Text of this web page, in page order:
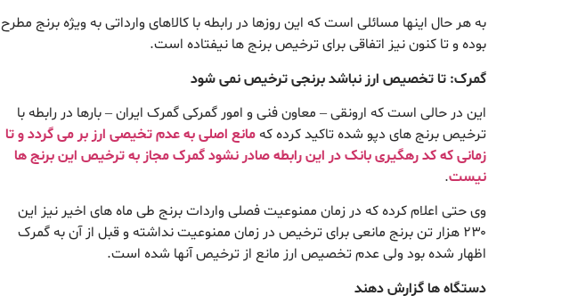
به هر حال اینها مسائلی است که این روزها در رابطه با کالاهای وارداتی به ویژه برنج مطرح
بوده و تا کنون نیز اتفاقی برای ترخیص برنج ها نیفتاده است.
گمرک: تا تخصیص ارز نباشد برنجی ترخیص نمی شود
این در حالی است که ارونقی – معاون فنی و امور گمرکی گمرک ایران – بارها در رابطه با
ترخیص برنج های دپو شده تاکید کرده کهمانع اصلی به عدم تخیصی ارز بر می گردد و تا
زمانی که کد رهگیری بانک در این رابطه صادر نشود گمرک مجاز به ترخیص این برنج ها
نیست.
وی حتی اعلام کرده که در زمان ممنوعیت فصلی واردات برنج طی ماه های اخیر نیز این
۲۳۰ هزار تن برنج مانعی برای ترخیص در زمان ممنوعیت نداشته و قبل از آن به گمرک
اظهار شده بود ولی عدم تخصیص ارز مانع از ترخیص آنها شده است.
دستگاه ها گزارش دهند